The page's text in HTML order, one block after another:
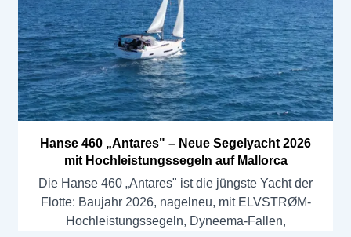
Hanse 460 „Antares" – Neue Segelyacht 2026
mit Hochleistungssegeln auf Mallorca
Die Hanse 460 „Antares" ist die jüngste Yacht der
Flotte: Baujahr 2026, nagelneu, mit ELVSTRØM-
Hochleistungssegeln, Dyneema-Fallen,